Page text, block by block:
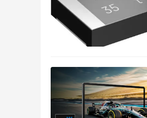
息做出修改，那么我们就
通过读取文件标志符（
件，即使我们已经发展出
取文件元数据。
为未来做准备
我同一些有PB级存储系统
无法改变。而现在，EB